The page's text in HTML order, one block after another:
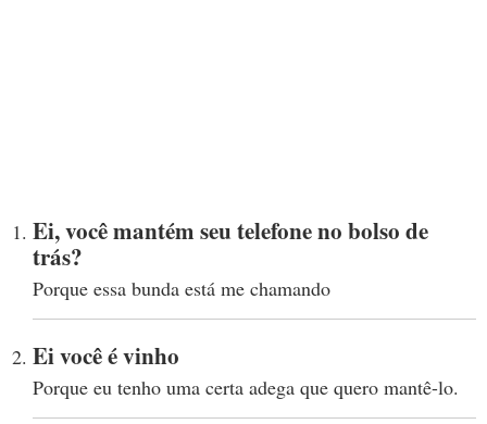
Ei, você mantém seu telefone no bolso de
trás?
Porque essa bunda está me chamando
Ei você é vinho
Porque eu tenho uma certa adega que quero mantê-lo.